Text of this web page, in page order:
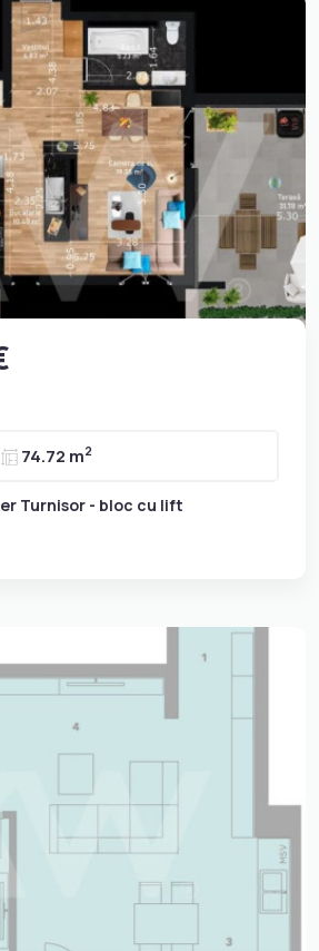
74.72 m2
Turnisor - bloc cu lift